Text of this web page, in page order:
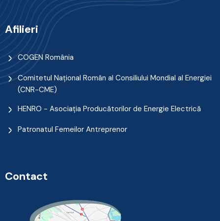
Afilieri
COGEN România
Comitetul Naţional Român al Consiliului Mondial al Energiei
(CNR-CME)
HENRO - Asociația Producătorilor de Energie Electrică
Patronatul Femeilor Antreprenor
Contact